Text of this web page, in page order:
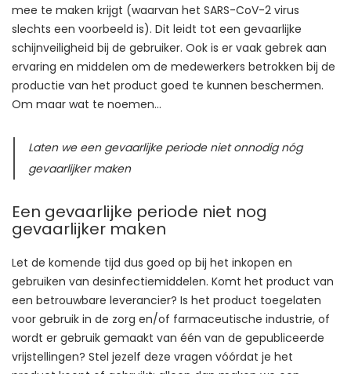
mee te maken krijgt (waarvan het SARS-CoV-2 virus
slechts een voorbeeld is). Dit leidt tot een gevaarlijke
schijnveiligheid bij de gebruiker. Ook is er vaak gebrek aan
ervaring en middelen om de medewerkers betrokken bij de
productie van het product goed te kunnen beschermen.
Om maar wat te noemen…
Laten we een gevaarlijke periode niet onnodig nóg
gevaarlijker maken
Een gevaarlijke periode niet nog
gevaarlijker maken
Let de komende tijd dus goed op bij het inkopen en
gebruiken van desinfectiemiddelen. Komt het product van
een betrouwbare leverancier? Is het product toegelaten
voor gebruik in de zorg en/of farmaceutische industrie, of
wordt er gebruik gemaakt van één van de gepubliceerde
vrijstellingen? Stel jezelf deze vragen vóórdat je het